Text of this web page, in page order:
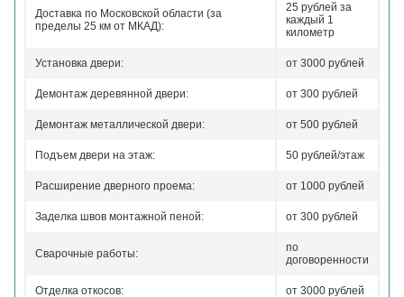
Доставка по Московской области (за
пределы 25 км от МКАД):
25 рублей за
каждый 1
километр
Установка двери: от 3000 рублей
Демонтаж деревянной двери: от 300 рублей
Демонтаж металлической двери: от 500 рублей
Подъем двери на этаж: 50 рублей/этаж
Расширение дверного проема: от 1000 рублей
Заделка швов монтажной пеной: от 300 рублей
Сварочные работы:
по
договоренности
Отделка откосов: от 3000 рублей